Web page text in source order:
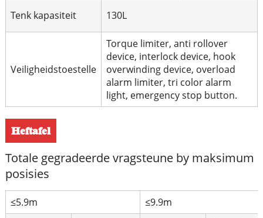
Tenk kapasiteit 130L
Veiligheidstoestelle
Torque limiter, anti rollover
device, interlock device, hook
overwinding device, overload
alarm limiter, tri color alarm
light, emergency stop button.
Heftafel
Totale gegradeerde vragsteune by maksimum
posisies
≤5.9m ≤9.9m